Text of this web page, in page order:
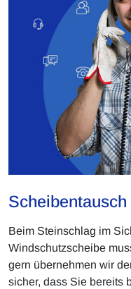
Scheibentausch
Beim Steinschlag im
Windschutzscheibe
gern übernehmen wir
sicher, dass Sie bereits